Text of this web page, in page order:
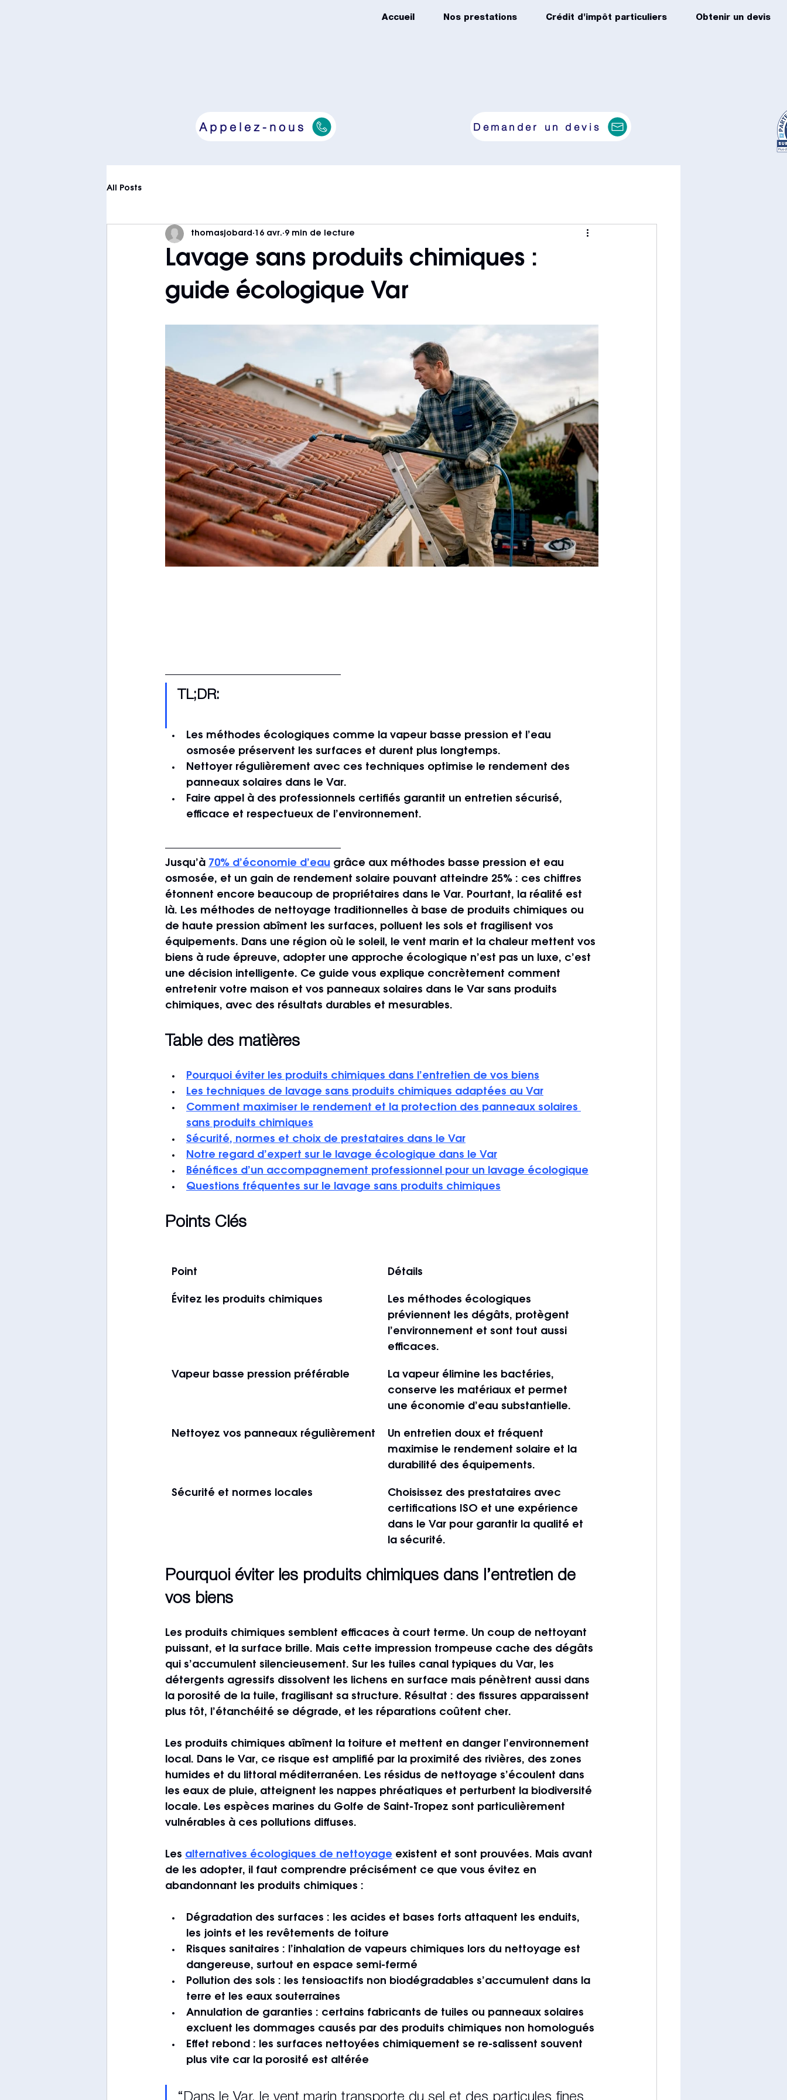
Accueil Nos prestations Crédit d'impôt particuliers Obtenir un devis
Appelez-nous Demander un devis
All Posts
Lavage sans produits chimiques :
guide écologique Var
thomasjobard 16 avr. 9 min de lecture
TL;DR:
Les méthodes écologiques comme la vapeur basse pression et l’eau
osmosée préservent les surfaces et durent plus longtemps.
Nettoyer régulièrement avec ces techniques optimise le rendement des
panneaux solaires dans le Var.
Faire appel à des professionnels certifiés garantit un entretien sécurisé,
efficace et respectueux de l’environnement.
Jusqu’à 70% d’économie d’eau grâce aux méthodes basse pression et eau
osmosée, et un gain de rendement solaire pouvant atteindre 25% : ces chiffres
étonnent encore beaucoup de propriétaires dans le Var. Pourtant, la réalité est
là. Les méthodes de nettoyage traditionnelles à base de produits chimiques ou
de haute pression abîment les surfaces, polluent les sols et fragilisent vos
équipements. Dans une région où le soleil, le vent marin et la chaleur mettent vos
biens à rude épreuve, adopter une approche écologique n’est pas un luxe, c’est
une décision intelligente. Ce guide vous explique concrètement comment
entretenir votre maison et vos panneaux solaires dans le Var sans produits
chimiques, avec des résultats durables et mesurables.
Table des matières
Pourquoi éviter les produits chimiques dans l’entretien de vos biens
Les techniques de lavage sans produits chimiques adaptées au Var
Comment maximiser le rendement et la protection des panneaux solaires
sans produits chimiques
Sécurité, normes et choix de prestataires dans le Var
Notre regard d’expert sur le lavage écologique dans le Var
Bénéfices d’un accompagnement professionnel pour un lavage écologique
Questions fréquentes sur le lavage sans produits chimiques
Points Clés
Point Détails
Évitez les produits chimiques
Les méthodes écologiques
préviennent les dégâts, protègent
l’environnement et sont tout aussi
efficaces.
Vapeur basse pression préférable
La vapeur élimine les bactéries,
conserve les matériaux et permet
une économie d’eau substantielle.
Nettoyez vos panneaux régulièrement
Un entretien doux et fréquent
maximise le rendement solaire et la
durabilité des équipements.
Sécurité et normes locales
Choisissez des prestataires avec
certifications ISO et une expérience
dans le Var pour garantir la qualité et
la sécurité.
Pourquoi éviter les produits chimiques dans l’entretien de
vos biens
Les produits chimiques semblent efficaces à court terme. Un coup de nettoyant
puissant, et la surface brille. Mais cette impression trompeuse cache des dégâts
qui s’accumulent silencieusement. Sur les tuiles canal typiques du Var, les
détergents agressifs dissolvent les lichens en surface mais pénètrent aussi dans
la porosité de la tuile, fragilisant sa structure. Résultat : des fissures apparaissent
plus tôt, l’étanchéité se dégrade, et les réparations coûtent cher.
Les produits chimiques abîment la toiture et mettent en danger l’environnement
local. Dans le Var, ce risque est amplifié par la proximité des rivières, des zones
humides et du littoral méditerranéen. Les résidus de nettoyage s’écoulent dans
les eaux de pluie, atteignent les nappes phréatiques et perturbent la biodiversité
locale. Les espèces marines du Golfe de Saint-Tropez sont particulièrement
vulnérables à ces pollutions diffuses.
Les alternatives écologiques de nettoyage existent et sont prouvées. Mais avant
de les adopter, il faut comprendre précisément ce que vous évitez en
abandonnant les produits chimiques :
Dégradation des surfaces : les acides et bases forts attaquent les enduits,
les joints et les revêtements de toiture
Risques sanitaires : l’inhalation de vapeurs chimiques lors du nettoyage est
dangereuse, surtout en espace semi-fermé
Pollution des sols : les tensioactifs non biodégradables s’accumulent dans la
terre et les eaux souterraines
Annulation de garanties : certains fabricants de tuiles ou panneaux solaires
excluent les dommages causés par des produits chimiques non homologués
Effet rebond : les surfaces nettoyées chimiquement se re-salissent souvent
plus vite car la porosité est altérée